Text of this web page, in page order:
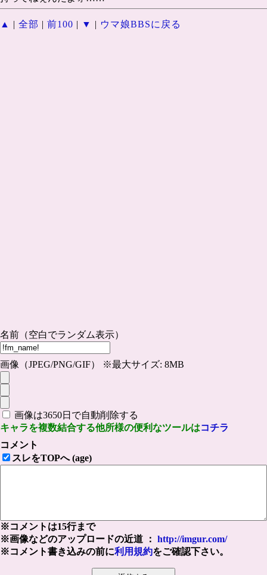
▲ | 全部 | 前100 | ▼ | ウマ娘BBSに戻る
名前（空白でランダム表示）
画像（JPEG/PNG/GIF） ※最大サイズ: 8MB
画像は3650日で自動削除する
キャラを複数結合する他所様の便利なツールはコチラ
コメント
スレをTOPへ (age)
※コメントは15行まで
※画像などのアップロードの近道 ： http://imgur.com/
※コメント書き込みの前に利用規約をご確認下さい。